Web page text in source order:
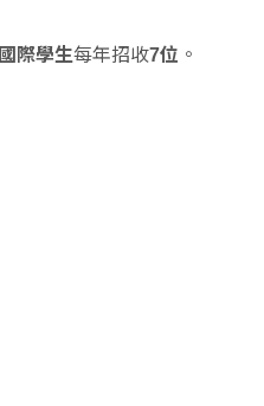
國際學生每年招收7位 。